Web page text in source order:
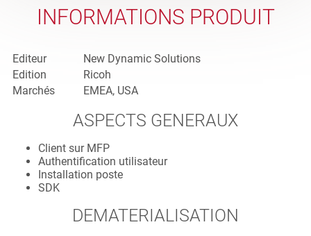
INFORMATIONS PRODUIT
Editeur
New Dynamic Solutions
Edition
Ricoh
Marchés
EMEA, USA
ASPECTS GENERAUX
Client sur MFP
Authentification utilisateur
Installation poste
SDK
DEMATERIALISATION